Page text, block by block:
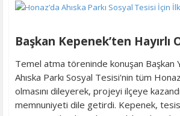
Başkan Kepenek’ten Hayırlı
Temel atma töreninde konuşan Başkan
Ahıska Parkı Sosyal Tesisi'nin tüm Honaz
olmasını dileyerek, projeyi ilçeye
memnuniyeti dile getirdi. Kepenek,